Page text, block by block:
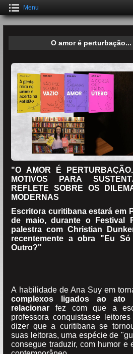
Menu
O amor é
"O AMOR É
MOTIVOS PARA
REFLETE SOBRE OS
MODERNAS
Escritora curitibana estará em
de maio, durante o Festival
palestra com Christian
recentemente a obra "Eu
Outro?"
A habilidade de Ana Suy em
complexos ligados ao
relacionar fez com que a
professora conquistasse
dizer que a curitibana se
suas leitoras, uma espécie de
consegue traduzir, com humor e